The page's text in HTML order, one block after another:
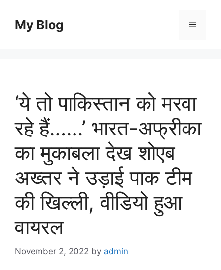
contentMy Blog Menu
‘ये तो पाकिस्तान को मरवा
रहे हैं……’ भारत-अफ्रीका
का मुकाबला देख शोएब
अख्तर ने उड़ाई पाक टीम
की खिल्ली, वीडियो हुआ
वायरल
November 2, 2022 by admin